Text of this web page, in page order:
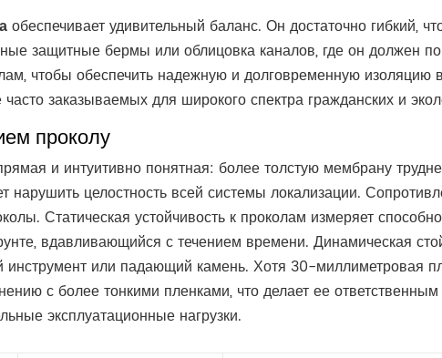
обеспечивает удивительный баланс. Он достаточно гибкий,
защитные бермы или облицовка каналов, где он должен
чтобы обеспечить надежную и долговременную
заказываемых для широкого спектра гражданских и
проколу
и интуитивно понятная: более толстую мембрану
целостность всей системы локализации.
Статическая устойчивость к проколам измеряет
вдавливающийся с течением времени. Динамическая
или падающий камень. Хотя 30-миллиметровая
с более тонкими пленками, что делает ее
эксплуатационные нагрузки.